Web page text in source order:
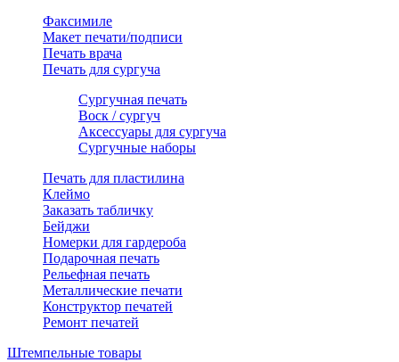
Факсимиле
Макет печати/подписи
Печать врача
Печать для сургуча
Сургучная печать
Воск / сургуч
Аксессуары для сургуча
Сургучные наборы
Печать для пластилина
Клеймо
Заказать табличку
Бейджи
Номерки для гардероба
Подарочная печать
Рельефная печать
Металлические печати
Конструктор печатей
Ремонт печатей
Штемпельные товары